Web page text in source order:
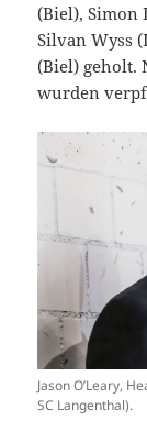
(Biel), Simon
Silvan Wyss
(Biel) geholt.
wurden
Jason O’Leary,
SC Langenthal).